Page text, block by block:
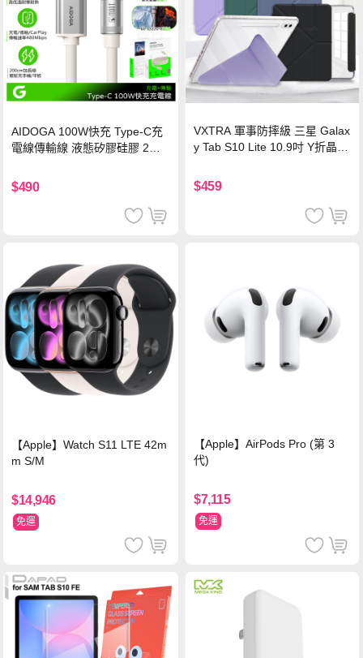
AIDOGA 100W快充 Type-C充
電線傳輸線 液態矽膠硅膠 2M
$490
VXTRA 軍事防摔級 三星 Galax
y Tab S10 Lite 10.9吋 Y折晶透
$459
【Apple】Watch S11 LTE 42m
m S/M
$14,946
免運
【Apple】AirPods Pro (第 3
代)
$7,115
免運